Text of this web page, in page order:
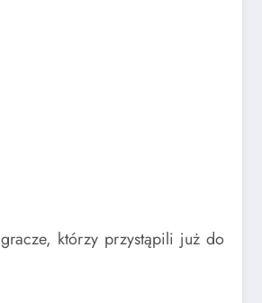
którzy przystąpili już do